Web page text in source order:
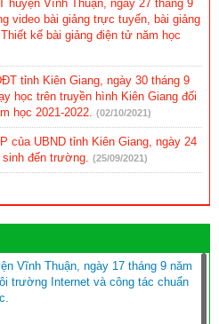
huyện Vĩnh Thuận, ngày 27 tháng 9
video bài giảng trực tuyến, bài giảng
kế bài giảng điện tử năm học
tỉnh Kiên Giang, ngày 30 tháng 9
học trên truyền hình Kiên Giang đối
học 2021-2022. (02/10/2021)
của UBND tỉnh Kiên Giang, ngày 24
đến trường. (25/09/2021)
Vĩnh Thuận, ngày 17 tháng 9 năm
trường Internet và công tác chuẩn